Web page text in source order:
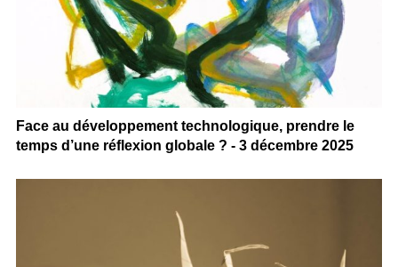
Face au développement technologique, prendre le
temps d’une réflexion globale ? - 3 décembre 2025